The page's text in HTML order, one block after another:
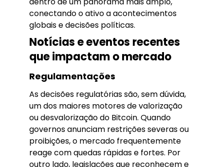
conectando o ativo a acontecimentos
globais e decisões políticas.
Notícias e eventos recentes
que impactam o mercado
Regulamentações
As decisões regulatórias são, sem dúvida,
um dos maiores motores de valorização
ou desvalorização do Bitcoin. Quando
governos anunciam restrições severas ou
proibições, o mercado frequentemente
reage com quedas rápidas e fortes. Por
outro lado, legislações que reconhecem e